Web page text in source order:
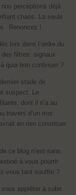
perceptions déjà
chaos. La seule
Renoncez !
lors dans l’ordre du
filtres: signaux
quoi bon continuer ?
stade de
suspect. Le
dont il n’a au
travers d’un moi
en rien constituer
ce blog n’est sans
à vous pourrir
vous tant souffrir ?
apprêter à subir